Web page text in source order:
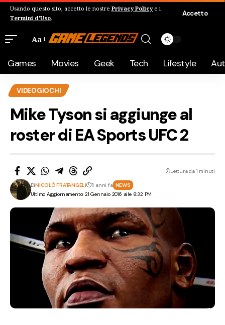
Usando questo sito, accetto le nostre Privacy Policye i
Termini d'Uso.
Accetto
Aa
Games Movies Geek Tech Lifestyle
VIDEOGIOCHI
Mike Tyson si aggiunge al
roster di EA Sports UFC 2
Ultimo Aggiornamento: 21 Gennaio 2016 alle 8:32 PM
DiNICOLÒ FRATANGELI 11 anni fa NEWS
Lettura da 1 minuti